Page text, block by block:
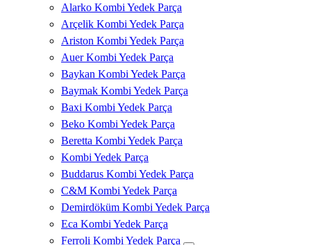
Alarko Kombi Yedek Parça
Arçelik Kombi Yedek Parça
Ariston Kombi Yedek Parça
Auer Kombi Yedek Parça
Baykan Kombi Yedek Parça
Baymak Kombi Yedek Parça
Baxi Kombi Yedek Parça
Beko Kombi Yedek Parça
Beretta Kombi Yedek Parça
Kombi Yedek Parça
Buddarus Kombi Yedek Parça
C&M Kombi Yedek Parça
Demirdöküm Kombi Yedek Parça
Eca Kombi Yedek Parça
Ferroli Kombi Yedek Parça